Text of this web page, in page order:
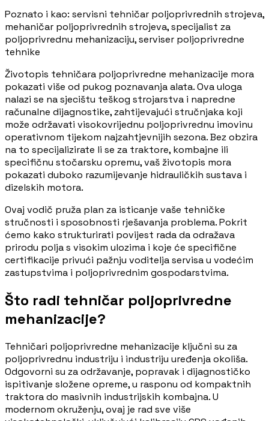
Poznato i kao: servisni tehničar poljoprivrednih strojeva,
mehaničar poljoprivrednih strojeva, specijalist za
poljoprivrednu mehanizaciju, serviser poljoprivredne
tehnike
Životopis tehničara poljoprivredne mehanizacije mora
pokazati više od pukog poznavanja alata. Ova uloga
nalazi se na sjecištu teškog strojarstva i napredne
računalne dijagnostike, zahtijevajući stručnjaka koji
može održavati visokovrijednu poljoprivrednu imovinu
operativnom tijekom najzahtjevnijih sezona. Bez obzira
na to specijalizirate li se za traktore, kombajne ili
specifičnu stočarsku opremu, vaš životopis mora
pokazati duboko razumijevanje hidrauličkih sustava i
dizelskih motora.
Ovaj vodič pruža plan za isticanje vaše tehničke
stručnosti i sposobnosti rješavanja problema. Pokrit
ćemo kako strukturirati povijest rada da odražava
prirodu polja s visokim ulozima i koje će specifične
certifikacije privući pažnju voditelja servisa u vodećim
zastupstvima i poljoprivrednim gospodarstvima.
Što radi tehničar poljoprivredne
mehanizacije?
Tehničari poljoprivredne mehanizacije ključni su za
poljoprivrednu industriju i industriju uređenja okoliša.
Odgovorni su za održavanje, popravak i dijagnostičko
ispitivanje složene opreme, u rasponu od kompaktnih
traktora do masivnih industrijskih kombajna. U
modernom okruženju, ovaj je rad sve više